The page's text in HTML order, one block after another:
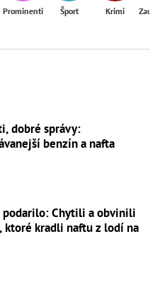
Prominenti Šport Krimi
dobré správy:
benzín a nafta
podarilo: Chytili a obvinili
ktoré kradli naftu z lodí na